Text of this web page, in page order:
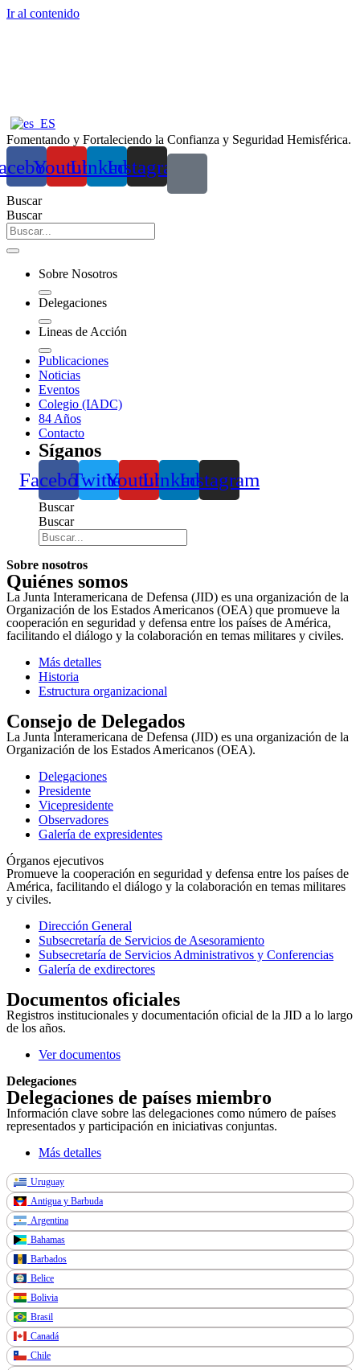
Ir al contenido
Fomentando y Fortaleciendo la Confianza y Seguridad Hemisférica.
YoutubeLinkedin
Instagram
Buscar
Buscar
Sobre Nosotros
Delegaciones
Lineas de Acción
Publicaciones
Noticias
Eventos
Colegio (IADC)
84 Años
Contacto
Síganos
FacebookTwitterYoutubeLinkedinInstagram
Buscar
Buscar
Sobre nosotros
Quiénes somos
La Junta Interamericana de Defensa (JID) es una organización de la
Organización de los Estados Americanos (OEA) que promueve la
cooperación en seguridad y defensa entre los países de América,
facilitando el diálogo y la colaboración en temas militares y civiles.
Más detalles
Historia
Estructura organizacional
Consejo de Delegados
La Junta Interamericana de Defensa (JID) es una organización de la
Organización de los Estados Americanos (OEA).
Delegaciones
Presidente
Vicepresidente
Observadores
Galería de expresidentes
Órganos ejecutivos
Promueve la cooperación en seguridad y defensa entre los países de
América, facilitando el diálogo y la colaboración en temas militares
y civiles.
Dirección General
Subsecretaría de Servicios de Asesoramiento
Subsecretaría de Servicios Administrativos y Conferencias
Galería de exdirectores
Documentos oficiales
Registros institucionales y documentación oficial de la JID a lo largo
de los años.
Ver documentos
Delegaciones
Delegaciones de países miembro
Información clave sobre las delegaciones como número de países
representados y participación en iniciativas conjuntas.
Más detalles
Uruguay
Antigua y Barbuda
Argentina
Bahamas
Barbados
Belice
Bolivia
Brasil
Canadá
Chile